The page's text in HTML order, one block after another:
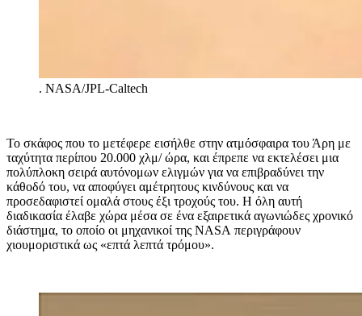
. NASA/JPL-Caltech
Το σκάφος που το μετέφερε εισήλθε στην ατμόσφαιρα του Άρη με
ταχύτητα περίπου 20.000 χλμ/ ώρα, και έπρεπε να εκτελέσει μια
πολύπλοκη σειρά αυτόνομων ελιγμών για να επιβραδύνει την
κάθοδό του, να αποφύγει αμέτρητους κινδύνους και να
προσεδαφιστεί ομαλά στους έξι τροχούς του. Η όλη αυτή
διαδικασία έλαβε χώρα μέσα σε ένα εξαιρετικά αγωνιώδες χρονικό
διάστημα, το οποίο οι μηχανικοί της NASA περιγράφουν
χιουμοριστικά ως «επτά λεπτά τρόμου».